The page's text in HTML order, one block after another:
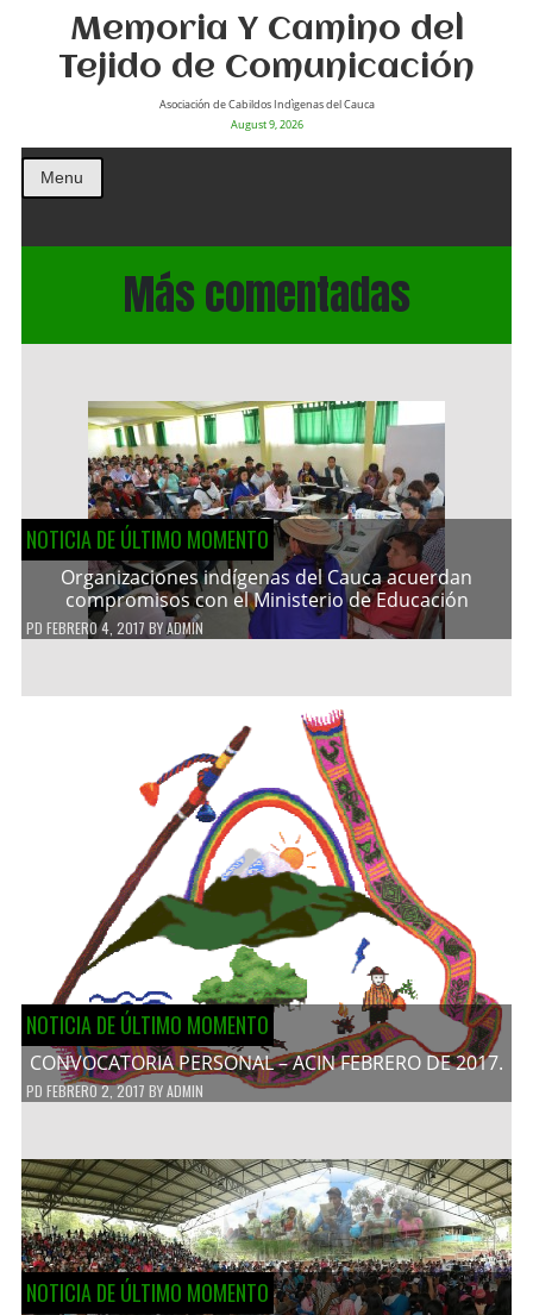
Memoria Y Camino del
Tejido de Comunicación
Asociación de Cabildos Indìgenas del Cauca
August 9, 2026
Menu
Más comentadas
NOTICIA DE ÚLTIMO MOMENTO
Organizaciones indígenas del Cauca acuerdan
compromisos con el Ministerio de Educación
PD FEBRERO 4, 2017 BYADMIN
NOTICIA DE ÚLTIMO MOMENTO
CONVOCATORIA PERSONAL – ACIN FEBRERO DE 2017.
PD FEBRERO 2, 2017 BYADMIN
NOTICIA DE ÚLTIMO MOMENTO